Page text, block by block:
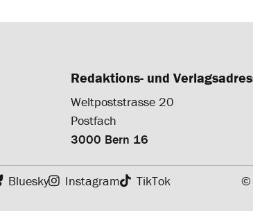
Redaktions- und
Weltpoststrasse 20
Postfach
3000 Bern 16
Bluesky Instagram TikTok ©